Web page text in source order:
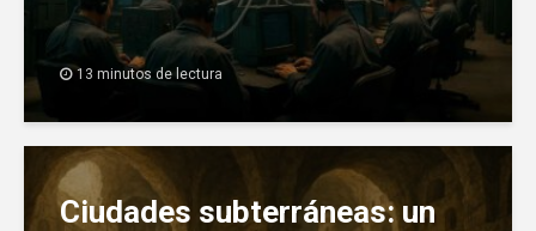
13 minutos de lectura
Ciudades subterráneas: un